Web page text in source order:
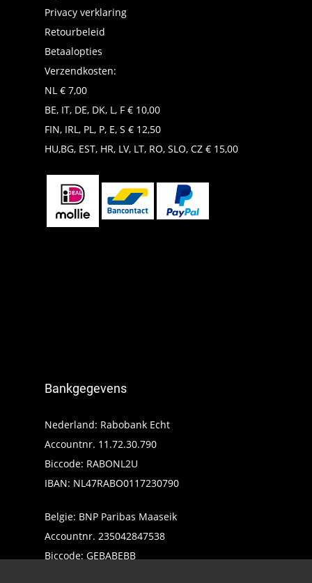
Privacy verklaring
Retourbeleid
Betaalopties
Verzendkosten:
NL € 7,00
BE, IT, DE, DK, L, F € 10,00
FIN, IRL, PL, P, E, S € 12,50
HU,BG, EST, HR, LV, LT, RO, SLO, CZ € 15,00
Bankgegevens
Nederland: Rabobank Echt
Accountnr. 11.72.30.790
Biccode: RABONL2U
IBAN: NL47RABO0117230790
Belgie: BNP Paribas Maaseik
Accountnr. 235042847538
Biccode: GEBABEBB